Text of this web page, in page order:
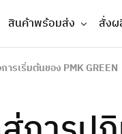
สินค้าพร้อมส่ง สั่งผ
รเริ่มต้นของ PMK GREEN